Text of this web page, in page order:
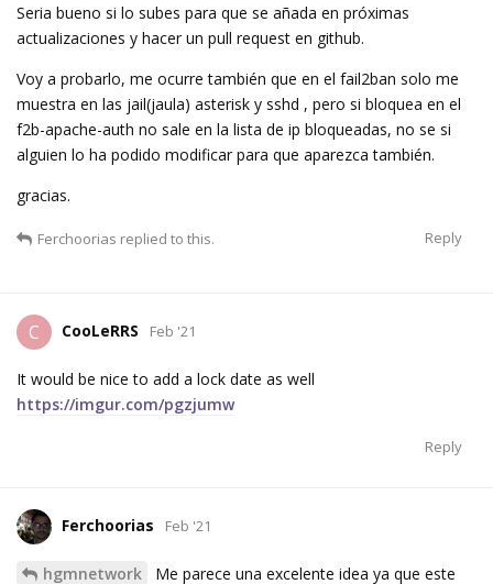
Seria bueno si lo subes para que se añada en próximas
actualizaciones y hacer un pull request en github.
Voy a probarlo, me ocurre también que en el fail2ban solo me
muestra en las jail(jaula) asterisk y sshd , pero si bloquea en el
f2b-apache-auth no sale en la lista de ip bloqueadas, no se si
alguien lo ha podido modificar para que aparezca también.
gracias.
Reply
Ferchoorias replied to this.
C CooLeRRS Feb '21
It would be nice to add a lock date as well
https://imgur.com/pgzjumw
Reply
Ferchoorias Feb '21
hgmnetwork
Me parece una excelente idea ya que este